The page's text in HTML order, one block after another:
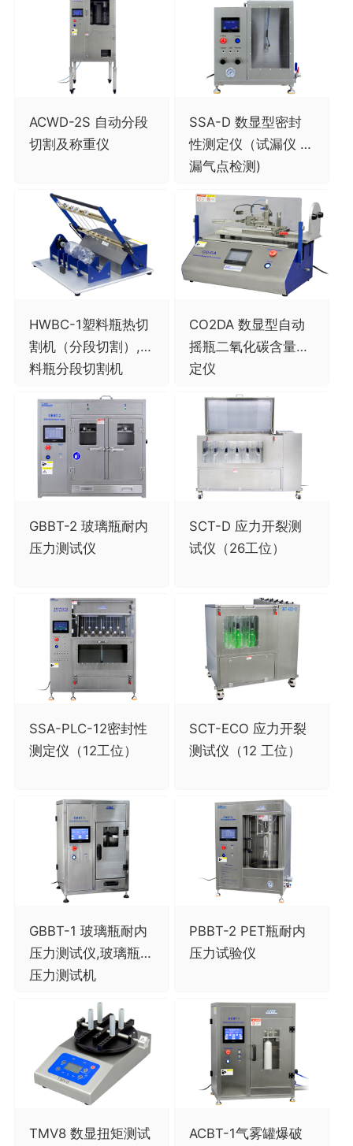
ACWD-2S 自动分段
切割及称重仪
SSA-D 数显型密封
性测定仪（试漏仪 /
漏气点检测)
HWBC-1塑料瓶热切
割机（分段切割）,塑
料瓶分段切割机
CO2DA 数显型自动
摇瓶二氧化碳含量测
定仪
GBBT-2 玻璃瓶耐内
压力测试仪
SCT-D 应力开裂测
试仪（26工位）
SSA-PLC-12密封性
测定仪（12工位）
SCT-ECO 应力开裂
测试仪（12 工位）
GBBT-1 玻璃瓶耐内
压力测试仪,玻璃瓶内
压力测试机
PBBT-2 PET瓶耐内
压力试验仪
TMV8 数显扭矩测试 ACBT-1气雾罐爆破